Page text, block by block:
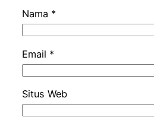
Nama *
Email *
Situs Web